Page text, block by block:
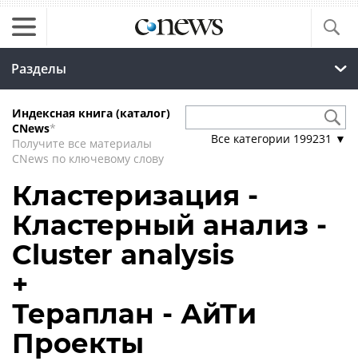
Разделы
Индексная книга (каталог)
CNews*
Получите все материалы
CNews по ключевому слову
Все категории 199231 ▼
Кластеризация -
Кластерный анализ -
Cluster analysis
+
Тераплан - АйТи
Проекты